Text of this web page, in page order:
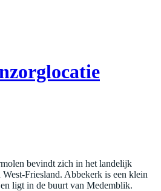
bevindt zich in het landelijk
Friesland. Abbekerk is een klein
ligt in de buurt van Medemblik.